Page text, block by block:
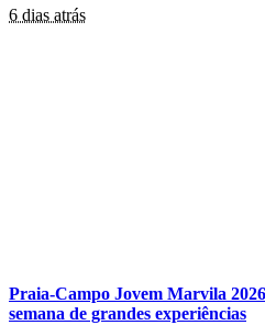
6 dias atrás
Praia-Campo Jovem Marvila
semana de grandes experiências